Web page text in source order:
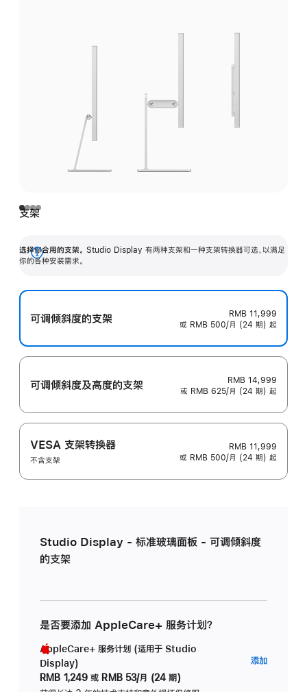
支架
选择你合用的支架。 Studio Display 有两种支架和一种支架转换器可选，以满足
你的各种安装需求。
展
可调倾斜度的支架
RMB 11,999
或 RMB 500/月 (24 期) 起
可调倾斜度及高‍度的支‍架
RMB 14,999
或 RMB 625/月 (24 期) 起
VESA 支架转换器
不含支架
RMB 11,999
或 RMB 500/月 (24 期) 起
Studio Display - 标准玻璃面板 - 可调倾斜度
的支架
是否要添加 AppleCare+ 服务计划？
AppleCare+ 服务计划 (适用于 Studio
Display)
RMB 1,249 或 RMB 53/月 (24 期)
添加